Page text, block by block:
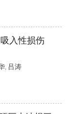
入性损伤
, 吕涛